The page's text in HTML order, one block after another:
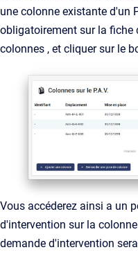
une colonne existante d'un
obligatoirement sur la fiche
colonnes , et cliquer sur le
Vous accéderez ainsi a un
d'intervention sur la
demande d'intervention